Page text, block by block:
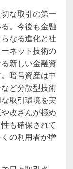
な取引の第一
。今後も金融
なる進化と社
ネット技術の
新しい金融資
暗号資産は中
ど分散型技術
取引環境を実
改ざんが極め
も確保されて
の利用者が増